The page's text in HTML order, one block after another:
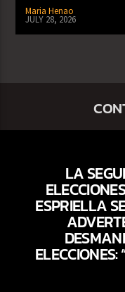
Maria Henao
JULY 28, 2026
LA
ESPRIELLA